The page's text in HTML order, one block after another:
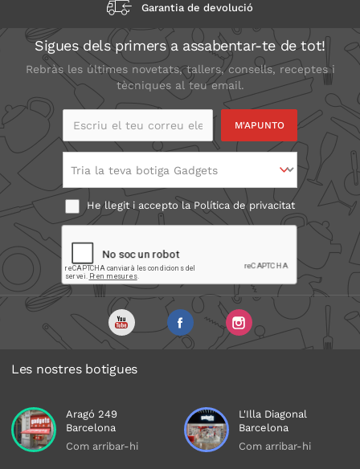
Garantia de devolució
Sigues dels primers a assabentar-te de tot!
Rebràs les últimes novetats, tallers, consells, receptes i
tècniques al teu email.
Escriu el teu correu
Tria la teva botiga Gadgets
He llegit i accepto laPolítica de privacitat
Les nostres botigues
Aragó 249
Barcelona
Com arribar-hi
L'Illa Diagonal
Barcelona
Com arribar-hi